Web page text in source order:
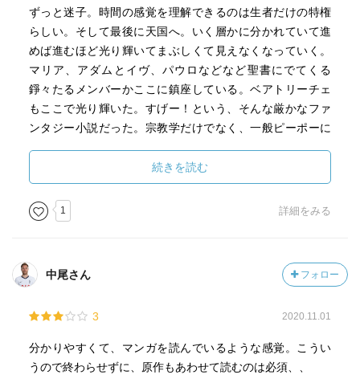
いるのか、地獄に落とされた理由や刑罰の理由をウェルギ
リウスがキリスト教としての倫理観で解説していく。生き
ている時の行いが地獄で罰せられる。神の前に公平に裁か
れる。（しかし異教徒には不寛容すぎ…(-_-;）
❐ギリシャ神話
古代ギリシャ人のギリシャ神話に、古代ローマ人の神話が
スト教が誕生し、最初は迫害されたが、やがてローマ国教
になっていき（ローマ皇帝もキリスト教洗礼者と、古代ギ
リシャ神を信じるものとがいる）、ヨーロッパを席巻して
いく。多神教のギリシャ・ローマ神話と、一神教のキリス
捉えていた。しかしダンテ『神曲』ではギリシャ神話から
の物語が取り入れられている。こうしてダンテが「ギリシ
曲』に出てくる神話の神々の名前はギリシャ系の名前が用
『神曲』はキリスト教洗礼を受けないと天国に入れない。
しかしギリシャ神話の神への冒涜や反乱でも地獄に行く。
こんな描写が手を変え品を変え…とじゃんじゃん出てきて
あっぱれである
そしてダンテが35歳の設定なのだが、子供っぽいというか
ピュア過ぎて、ユーモラスですらある
すぐ怖がるし、ビビりだし、ひどいと気を失ってしまう
おまけにウェルギリウスに甘えるし、抱きかかえられちゃ
うし…
恐ろしさについ目を逸らすとすかさず、ウェルギリウスに
ただウェルギリウスはダンテが迷ったり悩んだりするとす
り…
「いっさいを記憶に留めます」と宣言しているだけあり、
が散りばめられている
ずっと迷子。時間の感覚を理解できるのは生者だけの特権
らしい。そして最後に天国へ。いく層かに分かれていて進
めば進むほど光り輝いてまぶしくて見えなくなっていく。
マリア、アダムとイヴ、パウロなどなど聖書にでてくる
錚々たるメンバーかここに鎮座している。ベアトリーチェ
もここで光り輝いた。すげー！という、そんな厳かなファ
ンタジー小説だった。宗教学だけでなく、一般ピーポーに
ぐ教養書のようになっているのもすごく面白い。というか
聖書にしてもそうだが、宗教は広める為にある訳だから面
白いに越したことはないんだろう。古典的な状態のまま現
代まで伝わっているから、現代人にとって読みにくい部分
素晴らしく面白い世界を散歩できた気分だ。やっぱり難し
いんだろうけれど、原文にもそのうち挑戦したい。
続きを読む
1 詳細をみる
中尾さん フォロー
3 2020.11.01
分かりやすくて、マンガを読んでいるような感覚。こうい
うので終わらせずに、原作もあわせて読むのは必須、、